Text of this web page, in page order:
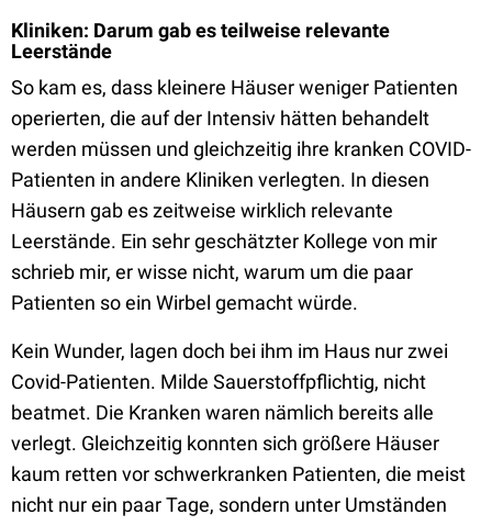
Kliniken: Darum gab es teilweise relevante
Leerstände
So kam es, dass kleinere Häuser weniger Patienten
operierten, die auf der Intensiv hätten behandelt
werden müssen und gleichzeitig ihre kranken COVID-
Patienten in andere Kliniken verlegten. In diesen
Häusern gab es zeitweise wirklich relevante
Leerstände. Ein sehr geschätzter Kollege von mir
schrieb mir, er wisse nicht, warum um die paar
Patienten so ein Wirbel gemacht würde.
Kein Wunder, lagen doch bei ihm im Haus nur zwei
Covid-Patienten. Milde Sauerstoffpflichtig, nicht
beatmet. Die Kranken waren nämlich bereits alle
verlegt. Gleichzeitig konnten sich größere Häuser
kaum retten vor schwerkranken Patienten, die meist
nicht nur ein paar Tage, sondern unter Umständen